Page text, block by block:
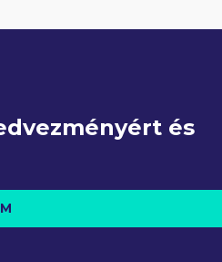
és